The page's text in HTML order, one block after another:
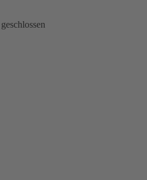
geschlossen